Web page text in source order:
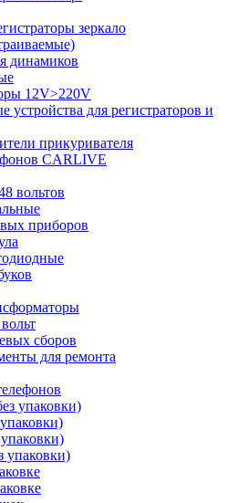
зеркало
динамиков
12V>220V
устройства для регистраторов и
прикуривателя
CARLIVE
вольтов
приборов
сборов
для ремонта
упаковки)
упаковки)